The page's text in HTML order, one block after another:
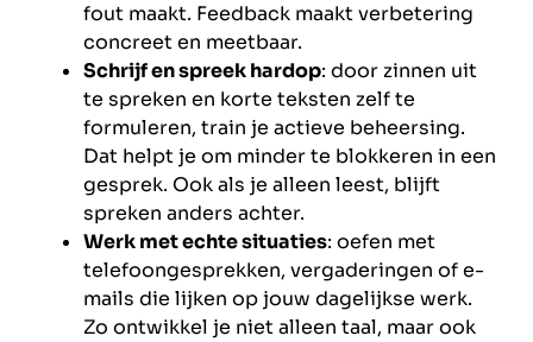
fout maakt. Feedback maakt verbetering
concreet en meetbaar.
Schrijf en spreek hardop: door zinnen uit
te spreken en korte teksten zelf te
formuleren, train je actieve beheersing.
Dat helpt je om minder te blokkeren in een
gesprek. Ook als je alleen leest, blijft
spreken anders achter.
Werk met echte situaties: oefen met
telefoongesprekken, vergaderingen of e-
mails die lijken op jouw dagelijkse werk.
Zo ontwikkel je niet alleen taal, maar ook